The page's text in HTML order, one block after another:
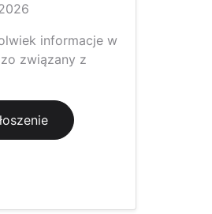
informacje w
związany z